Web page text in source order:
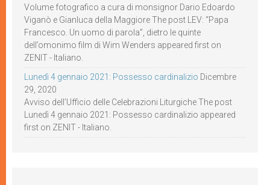
Volume fotografico a cura di monsignor Dario Edoardo
Viganò e Gianluca della Maggiore The post LEV: “Papa
Francesco. Un uomo di parola”, dietro le quinte
dell’omonimo film di Wim Wenders appeared first on
ZENIT - Italiano.
Lunedì 4 gennaio 2021: Possesso cardinalizio Dicembre
29, 2020
Avviso dell’Ufficio delle Celebrazioni Liturgiche The post
Lunedì 4 gennaio 2021: Possesso cardinalizio appeared
first on ZENIT - Italiano.